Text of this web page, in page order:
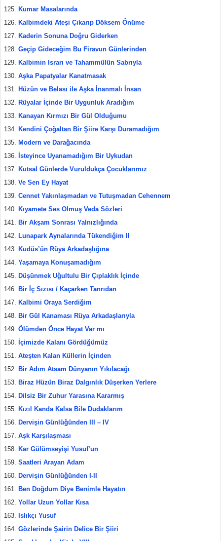
Kumar Masalarında
Kalbimdeki Ateşi Çıkarıp Döksem Önüme
Kaderin Sonuna Doğru Giderken
Geçip Gideceğim Bu Firavun Günlerinden
Kalbimin Israrı ve Tahammülün Sabrıyla
Aşka Papatyalar Kanatmasak
Hüzün ve Belası ile Aşka İnanmalı İnsan
Rüyalar İçinde Bir Uygunluk Aradığım
Kanayan Kırmızı Bir Gül Olduğumu
Kendini Çoğaltan Bir Şiire Karşı Duramadığım
Modern ve Darağacında
İsteyince Uyanamadığım Bir Uykudan
Kutsal Günlerde Vuruldukça Çocuklarımız
Ve Sen Ey Hayat
Cennet Yakınlaşmadan ve Tutuşmadan Cehennem
Kıyamete Ses Olmuş Veda Sözleri
Bir Akşam Sonrası Yalnızlığında
Lunapark Aynalarında Tükendiğim II
Kudüs’ün Rüya Arkadaşlığına
Yaşamaya Konuşamadığım
Düşünmek Uğultulu Bir Çıplaklık İçinde
Bir İç Sızısı / Kaçarken Tanrıdan
Kalbimi Oraya Serdiğim
Bir Gül Kanaması Rüya Arkadaşlarıyla
Ölümden Önce Hayat Var mı
İçimizde Kalanı Gördüğümüz
Ateşten Kalan Küllerin İçinden
Bir Adım Atsam Dünyanın Yıkılacağı
Biraz Hüzün Biraz Dalgınlık Düşerken Yerlere
Dilsiz Bir Zuhur Yarasına Kararmış
Kızıl Kanda Kalsa Bile Dudaklarım
Dervişin Günlüğünden III – IV
Aşk Karşılaşması
Kar Gülümseyişi Yusuf’un
Saatleri Arayan Adam
Dervişin Günlüğünden I-II
Ben Doğdum Diye Benimle Hayatın
Yollar Uzun Yollar Kısa
Islıkçı Yusuf
Gözlerinde Şairin Delice Bir Şiiri